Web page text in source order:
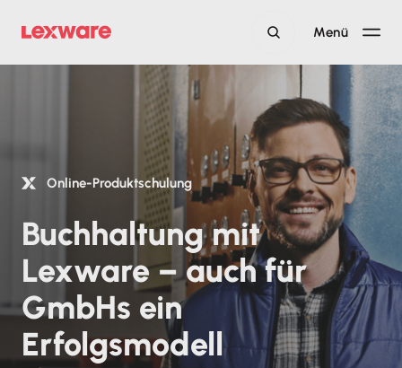
Menü
Online-Produktschulung
Buchhaltung mit
Lexware – auch für
GmbHs ein
Erfolgsmodell